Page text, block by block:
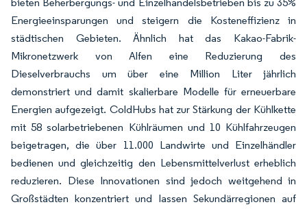
bieten Beherbergungs- und Einzelhandelsbetrieben bis zu 35%
Energieeinsparungen und steigern die Kosteneffizienz in
städtischen Gebieten. Ähnlich hat das Kakao-Fabrik-
Mikronetzwerk von Alfen eine Reduzierung des
Dieselverbrauchs um über eine Million Liter jährlich
demonstriert und damit skalierbare Modelle für erneuerbare
Energien aufgezeigt. ColdHubs hat zur Stärkung der Kühlkette
mit 58 solarbetriebenen Kühlräumen und 10 Kühlfahrzeugen
beigetragen, die über 11.000 Landwirte und Einzelhändler
bedienen und gleichzeitig den Lebensmittelverlust erheblich
reduzieren. Diese Innovationen sind jedoch weitgehend in
Großstädten konzentriert und lassen Sekundärregionen auf